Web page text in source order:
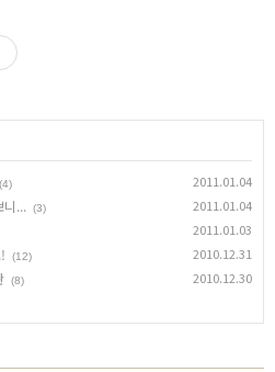
(4) 2011.01.04
니... (3) 2011.01.04
2011.01.03
(12) 2010.12.31
(8) 2010.12.30